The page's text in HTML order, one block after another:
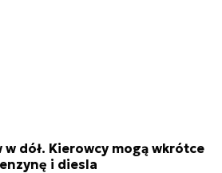
dół. Kierowcy mogą wkrótce
i diesla